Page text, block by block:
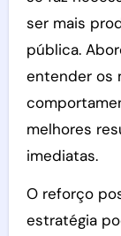
ser mais
pública.
entender os
melhores
imediatas.
O reforço
estratégia